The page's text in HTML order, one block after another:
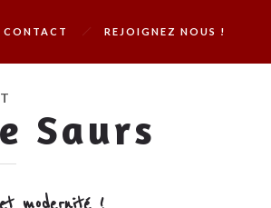
CONTACT REJOIGNEZ NOUS !
e Saurs